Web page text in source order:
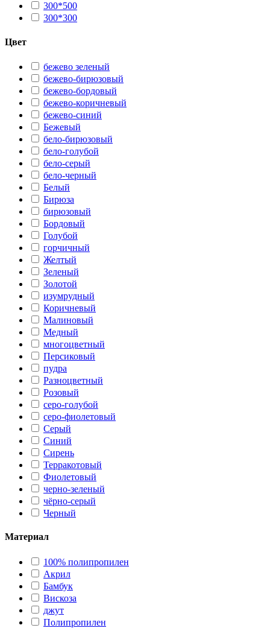
300*500
300*300
Цвет
бежево зеленый
бежево-бирюзовый
бежево-бордовый
бежево-коричневый
бежево-синий
Бежевый
бело-бирюзовый
бело-голубой
бело-серый
бело-черный
Белый
Бирюза
бирюзовый
Бордовый
Голубой
горчичный
Желтый
Зеленый
Золотой
изумрудный
Коричневый
Малиновый
Медный
многоцветный
Персиковый
пудра
Разноцветный
Розовый
серо-голубой
серо-фиолетовый
Серый
Синий
Сирень
Терракотовый
Фиолетовый
черно-зеленый
чёрно-серый
Черный
Материал
100% полипропилен
Акрил
Бамбук
Вискоза
джут
Полипропилен